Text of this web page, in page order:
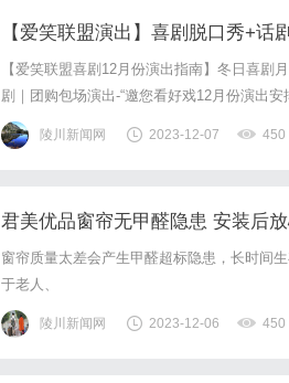
【爱笑联盟演出】喜剧脱口秀+话
18211122664
【爱笑联盟喜剧12月份演出指南】冬日喜
剧｜团购包场演出-“邀您看好戏12月份演出
乐来调节！2023年年底，爱笑联盟演出继续
一年！脱口秀+话剧+音乐会+儿童剧+魔术欢
陵川新闻网 2023-12-07 450
君美优品窗帘无甲醛隐患 安装后
窗帘质量太差会产生甲醛超标隐患，长时间
于老人、
陵川新闻网 2023-12-06 450